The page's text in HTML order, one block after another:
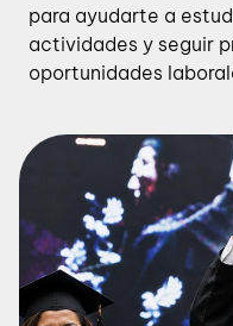
para ayudarte a
actividades y seguir
oportunidades